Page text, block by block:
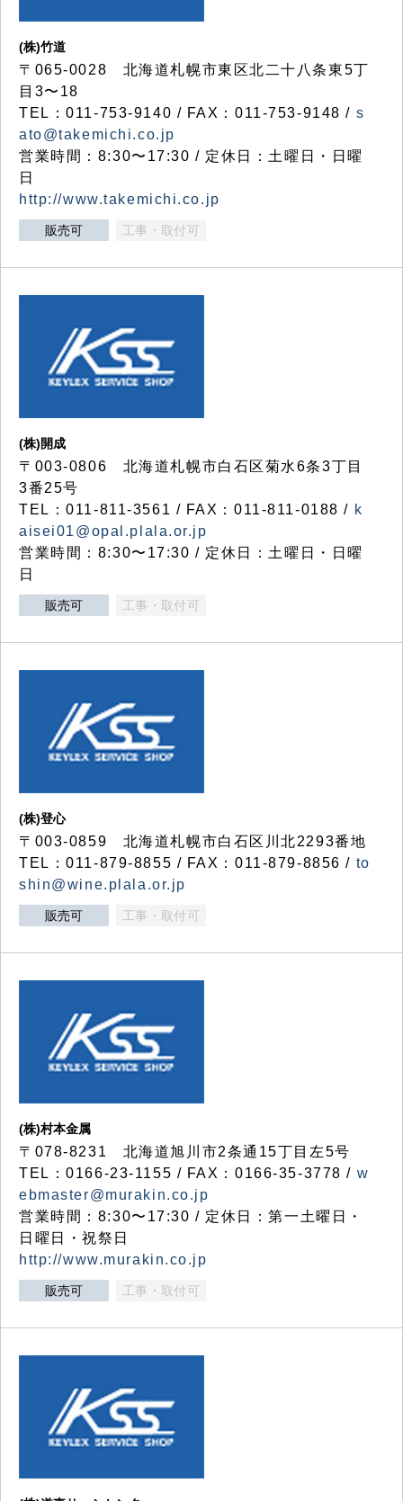
(株)竹道
〒065-0028 北海道札幌市東区北二十八条東5丁
目3〜18
TEL：011-753-9140 / FAX：011-753-9148 / s
ato@takemichi.co.jp
営業時間：8:30〜17:30 / 定休日：土曜日・日曜
日
http://www.takemichi.co.jp
販売可 工事・取付可
(株)開成
〒003-0806 北海道札幌市白石区菊水6条3丁目
3番25号
TEL：011-811-3561 / FAX：011-811-0188 / k
aisei01@opal.plala.or.jp
営業時間：8:30〜17:30 / 定休日：土曜日・日曜
日
販売可 工事・取付可
(株)登心
〒003-0859 北海道札幌市白石区川北2293番地
TEL：011-879-8855 / FAX：011-879-8856 / to
shin@wine.plala.or.jp
販売可 工事・取付可
(株)村本金属
〒078-8231 北海道旭川市2条通15丁目左5号
TEL：0166-23-1155 / FAX：0166-35-3778 / w
ebmaster@murakin.co.jp
営業時間：8:30〜17:30 / 定休日：第一土曜日・
日曜日・祝祭日
http://www.murakin.co.jp
販売可 工事・取付可